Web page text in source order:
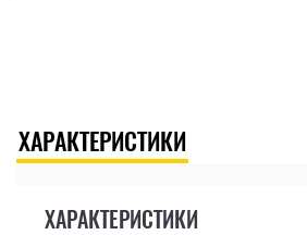
ХАРАКТЕРИСТИКИ
ХАРАКТЕРИСТИКИ